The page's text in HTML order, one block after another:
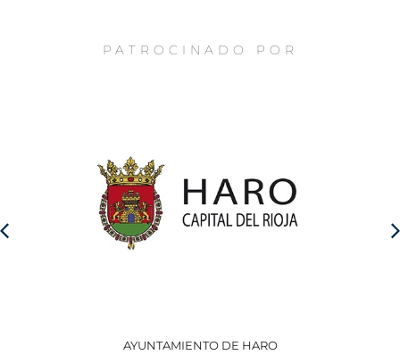
PATROCINADO POR
AYUNTAMIENTO DE HARO